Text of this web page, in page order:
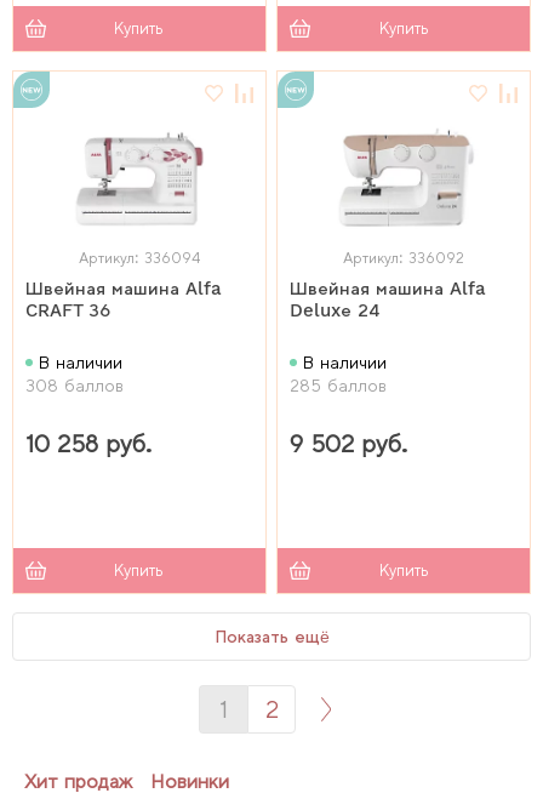
Купить Купить
Артикул: 336094
Швейная машина Alfa
CRAFT 36
В наличии
308 баллов
10 258 руб.
Купить
Артикул: 336092
Швейная машина Alfa
Deluxе 24
В наличии
285 баллов
9 502 руб.
Купить
Показать ещё
1 2
Хит продаж Новинки